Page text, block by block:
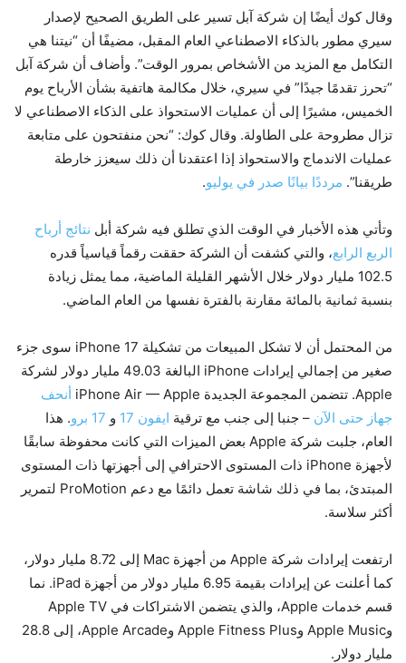
وقال كوك أيضًا إن شركة آبل تسير على الطريق الصحيح لإصدار
سيري مطور بالذكاء الاصطناعي العام المقبل، مضيفًا أن “نيتنا هي
التكامل مع المزيد من الأشخاص بمرور الوقت”. وأضاف أن شركة آبل
“تحرز تقدمًا جيدًا” في سيري، خلال مكالمة هاتفية بشأن الأرباح يوم
الخميس، مشيرًا إلى أن عمليات الاستحواذ على الذكاء الاصطناعي لا
تزال مطروحة على الطاولة. وقال كوك: “نحن منفتحون على متابعة
عمليات الاندماج والاستحواذ إذا اعتقدنا أن ذلك سيعزز خارطة
طريقنا”. مرددًا بيانًا صدر في يوليو.
وتأتي هذه الأخبار في الوقت الذي تطلق فيه شركة أبل نتائج أرباح
الربع الرابع، والتي كشفت أن الشركة حققت رقماً قياسياً قدره
102.5 مليار دولار خلال الأشهر القليلة الماضية، مما يمثل زيادة
بنسبة ثمانية بالمائة مقارنة بالفترة نفسها من العام الماضي.
من المحتمل أن لا تشكل المبيعات من تشكيلة iPhone 17 سوى جزء
صغير من إجمالي إيرادات iPhone البالغة 49.03 مليار دولار لشركة
Apple. تتضمن المجموعة الجديدة iPhone Air — Apple
أنحف
جهاز حتى الآن – جنبا إلى جنب مع ترقية ايفون 17 و 17 برو
. هذا
العام، جلبت شركة Apple بعض الميزات التي كانت محفوظة سابقًا
لأجهزة iPhone ذات المستوى الاحترافي إلى أجهزتها ذات المستوى
المبتدئ، بما في ذلك شاشة تعمل دائمًا مع دعم ProMotion لتمرير
أكثر سلاسة.
ارتفعت إيرادات شركة Apple من أجهزة Mac إلى 8.72 مليار دولار،
كما أعلنت عن إيرادات بقيمة 6.95 مليار دولار من أجهزة iPad. نما
قسم خدمات Apple، والذي يتضمن الاشتراكات في Apple TV
وApple Music وApple Fitness Plus وApple Arcade، إلى 28.8
مليار دولار.